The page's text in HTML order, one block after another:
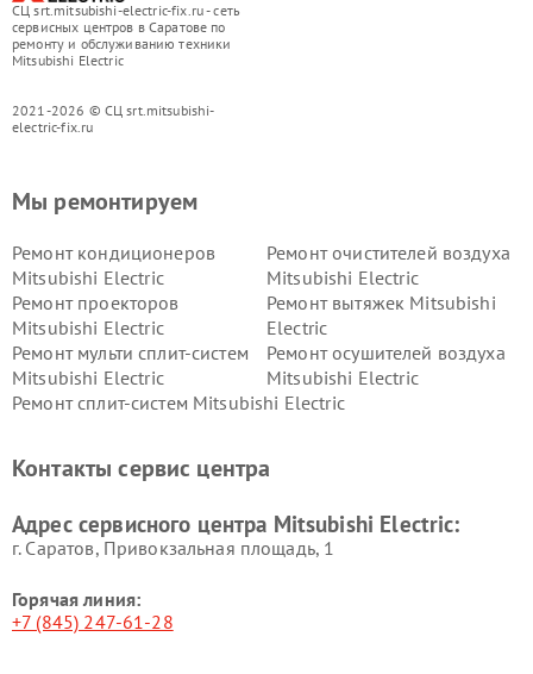
СЦ srt.mitsubishi-electric-fix.ru - сеть
сервисных центров в Саратове по
ремонту и обслуживанию техники
Mitsubishi Electric
2021-2026 © СЦ srt.mitsubishi-
electric-fix.ru
Мы ремонтируем
Ремонт кондиционеров
Mitsubishi Electric
Ремонт очистителей воздуха
Mitsubishi Electric
Ремонт проекторов
Mitsubishi Electric
Ремонт вытяжек Mitsubishi
Electric
Ремонт мульти сплит-систем
Mitsubishi Electric
Ремонт осушителей воздуха
Mitsubishi Electric
Ремонт сплит-систем Mitsubishi Electric
Контакты сервис центра
Адрес сервисного центра Mitsubishi Electric:
г. Саратов, Привокзальная площадь, 1
Горячая линия:
+7 (845) 247-61-28